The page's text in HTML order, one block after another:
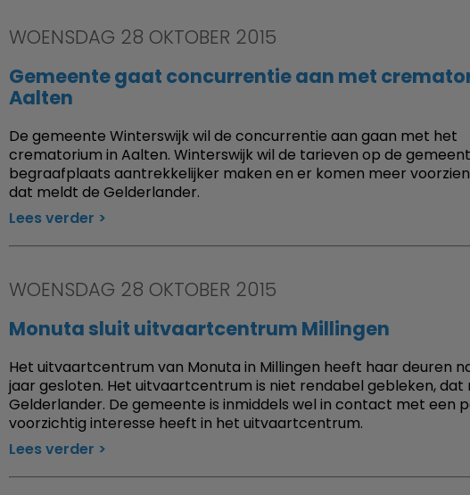
WOENSDAG 28 OKTOBER 2015
Gemeente gaat concurrentie aan met
Aalten
De gemeente Winterswijk wil de concurrentie aan gaan met het
crematorium in Aalten. Winterswijk wil de tarieven op de
begraafplaats aantrekkelijker maken en er komen meer
dat meldt de Gelderlander.
Lees verder
WOENSDAG 28 OKTOBER 2015
Monuta sluit uitvaartcentrum Millingen
Het uitvaartcentrum van Monuta in Millingen heeft haar deuren
jaar gesloten. Het uitvaartcentrum is niet rendabel gebleken, dat
Gelderlander. De gemeente is inmiddels wel in contact met een
voorzichtig interesse heeft in het uitvaartcentrum.
Lees verder